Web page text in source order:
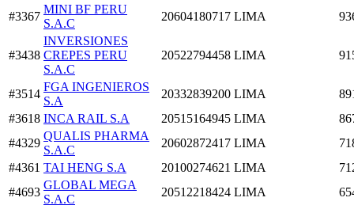
#3367
MINI BF PERU
S.A.C
20604180717 LIMA
#3438
INVERSIONES
CREPES PERU
S.A.C
20522794458 LIMA
#3514
FGA INGENIEROS
S.A
20332839200 LIMA
#3618 INCA RAIL S.A 20515164945 LIMA
#4329
QUALIS PHARMA
S.A.C
20602872417 LIMA
#4361 TAI HENG S.A 20100274621 LIMA
#4693
GLOBAL MEGA
S.A.C
20512218424 LIMA